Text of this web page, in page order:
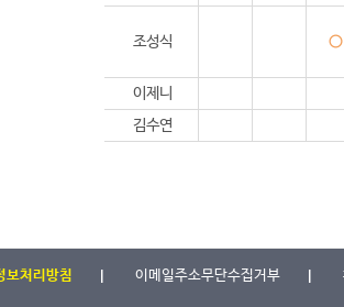
조성식 ○
이제니
김수연
보처리방침 이메일주소무단수집거부